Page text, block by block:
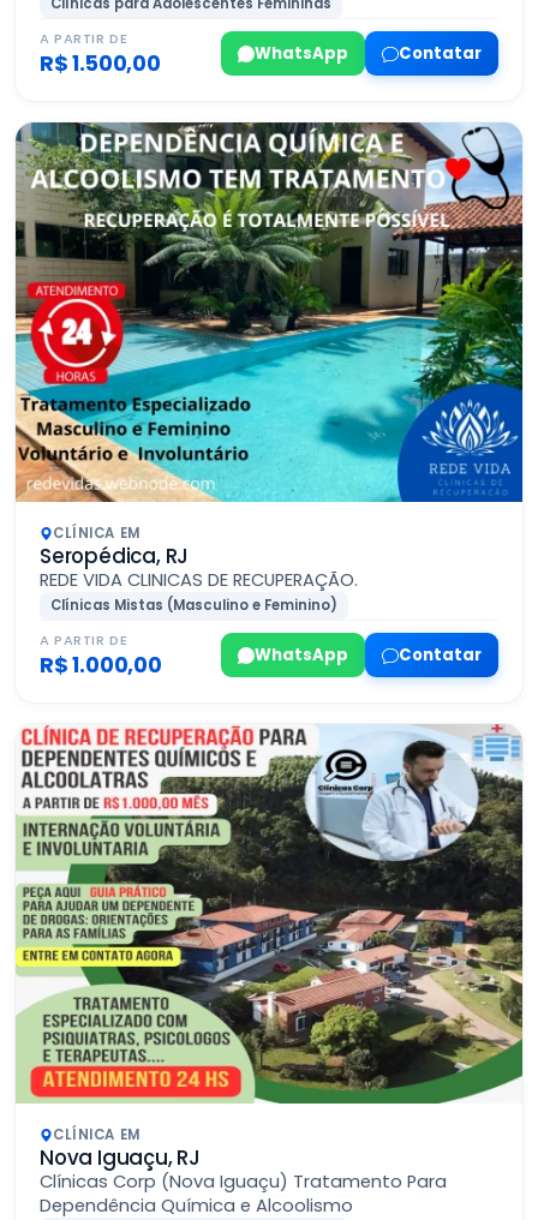
A PARTIR DE
R$ 1.500,00 WhatsApp Contatar
CLÍNICA EM
Seropédica, RJ
REDE VIDA CLINICAS DE RECUPERAÇÃO.
Clínicas Mistas (Masculino e Feminino)
A PARTIR DE
R$ 1.000,00 WhatsApp Contatar
CLÍNICA EM
Nova Iguaçu, RJ
Clínicas Corp (Nova Iguaçu) Tratamento Para
Dependência Química e Alcoolismo